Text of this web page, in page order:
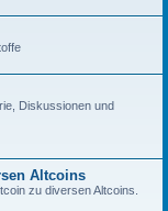
Diskussionen und
Altcoins
zu diversen Altcoins.